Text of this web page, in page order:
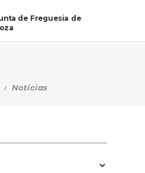
de Freguesia de
Notícias